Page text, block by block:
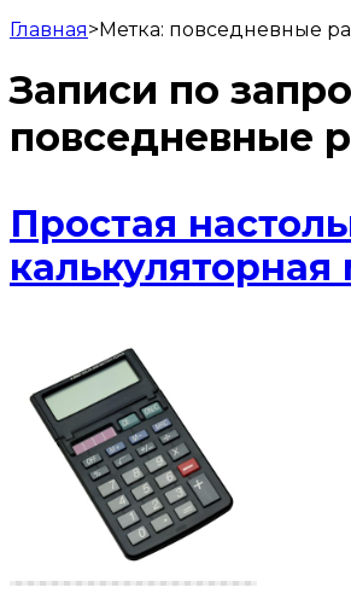
Главная>Метка: повседневные
Записи по
повседневные
Простая